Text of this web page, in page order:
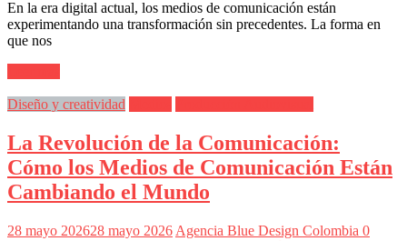
y
sus
filiales
América
|
mirada
estratégica
y
versátil
del
Marketing
En la era digital actual, los medios de comunicación están
experimentando una transformación sin precedentes. La forma en
que nos
Diseño y creatividad
La Revolución de la Comunicación:
Cómo los Medios de Comunicación Están
Cambiando el Mundo
28 mayo 202628 mayo 2026 Agencia Blue Design Colombia 0